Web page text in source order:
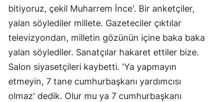
bitiyoruz, çekil Muharrem İnce'. Bir anketçiler,
yalan söylediler millete. Gazeteciler çıktılar
televizyondan, milletin gözünün içine baka baka
yalan söylediler. Sanatçılar hakaret ettiler bize.
Salon siyasetçileri kaybetti. 'Ya yapmayın
etmeyin, 7 tane cumhurbaşkanı yardımcısı
olmaz' dedik. Olur mu ya 7 cumhurbaşkanı